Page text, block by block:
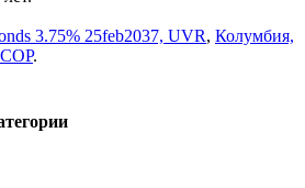
от 1 года до 30 лет. При этом
выпущенных в UVR,
3.75% 25feb2037, UVR
.